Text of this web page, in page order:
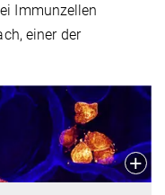
Immunzellen
einer der